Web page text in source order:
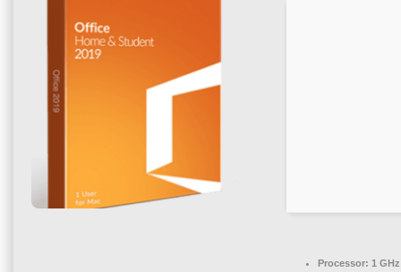
Processor: 1